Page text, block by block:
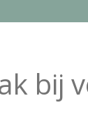
bij